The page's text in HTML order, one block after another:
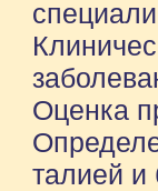
Оценка
талией и